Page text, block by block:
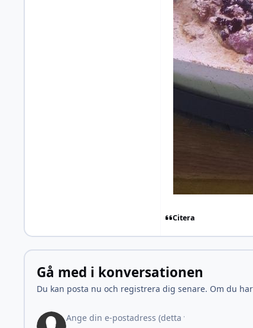
Citera
Gå med i konversationen
Du kan posta nu och registrera dig senare. Om du